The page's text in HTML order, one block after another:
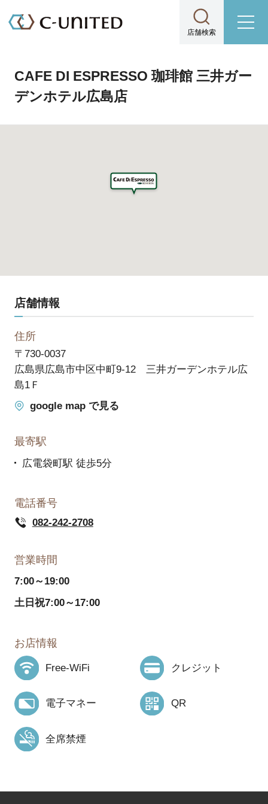
店舗検索
CAFE DI ESPRESSO 珈琲館 三井ガー
デンホテル広島店
店舗情報
住所
〒730-0037
広島県広島市中区中町9-12 三井ガーデンホテル広
島1Ｆ
google map で見る
最寄駅
広電袋町駅 徒歩5分
電話番号
082-242-2708
営業時間
7:00～19:00
土日祝7:00～17:00
お店情報
Free-WiFi クレジット
電子マネー QR
全席禁煙